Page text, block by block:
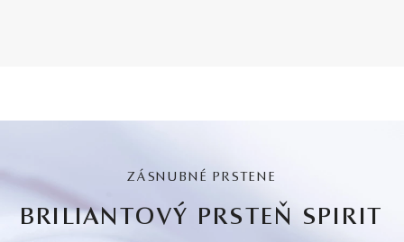
ZÁSNUBNÉ PRSTENE
BRILIANTOVÝ PRSTEŇ SPIRIT